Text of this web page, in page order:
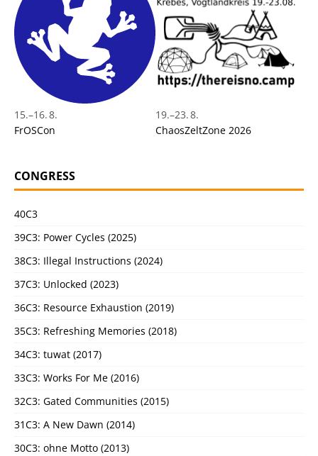
15.–16. 8.
FrOSCon
19.–23. 8.
ChaosZeltZone 2026
CONGRESS
40C3
39C3: Power Cycles (2025)
38C3: Illegal Instructions (2024)
37C3: Unlocked (2023)
36C3: Resource Exhaustion (2019)
35C3: Refreshing Memories (2018)
34C3: tuwat (2017)
33C3: Works For Me (2016)
32C3: Gated Communities (2015)
31C3: A New Dawn (2014)
30C3: ohne Motto (2013)